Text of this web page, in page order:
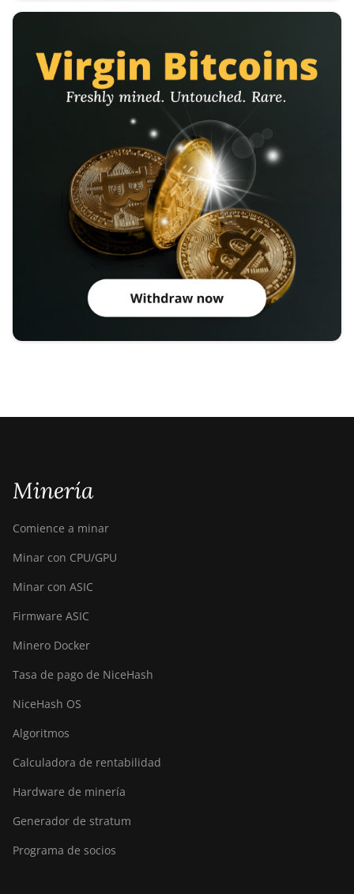
Minería
Comience a minar
Minar con CPU/GPU
Minar con ASIC
Firmware ASIC
Minero Docker
Tasa de pago de NiceHash
NiceHash OS
Algoritmos
Calculadora de rentabilidad
Hardware de minería
Generador de stratum
Programa de socios